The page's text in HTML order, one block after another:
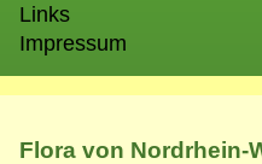
Links
Impressum
Flora von Nordrhein-